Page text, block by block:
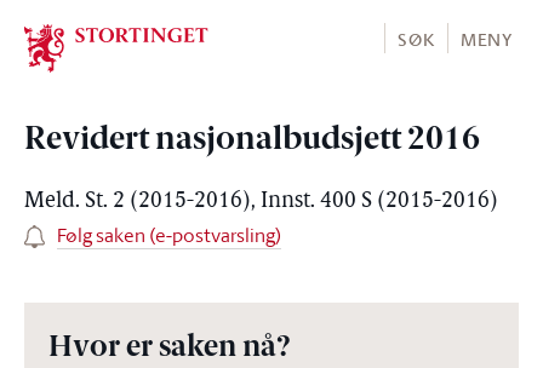
Stortinget.no
SØK MENY
Revidert nasjonalbudsjett 2016
Meld. St. 2 (2015-2016), Innst. 400 S (2015-2016)
Følg saken (e-postvarsling)
Hvor er saken nå?